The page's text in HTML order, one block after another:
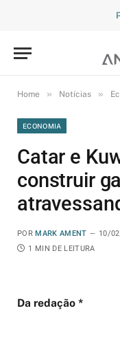
Home » Notícias »
ECONOMIA
Catar e
construir
POR MARK AMENT 10/
1 MIN DE LEITURA
Da redação *